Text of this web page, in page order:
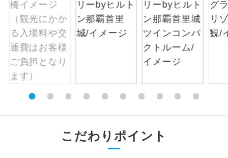
こだわりポイント
露天風呂
ご宿泊ホテルに露天風呂が付いていま
す。
大浴場 ご宿泊ホテルに大浴場が付いています。
全食事付き
全てのお食事が付いていますので、お食
く）
トラベルイヤ
周りの音を気にせず、ガイドさんの説明